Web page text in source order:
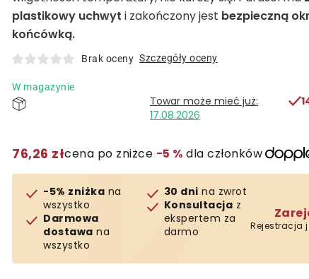
plastikowy uchwyt i zakończony jest bezpieczną
końcówką.
Brak oceny Szczegóły oceny
W magazynie
17.08.2026
76,26 złcena po zniżce −5 % dla członków
-5% zniżka na
wszystko
Darmowa
dostawa na
wszystko
30 dni na zwrot
Konsultacja z
ekspertem za
darmo
Rejestracja